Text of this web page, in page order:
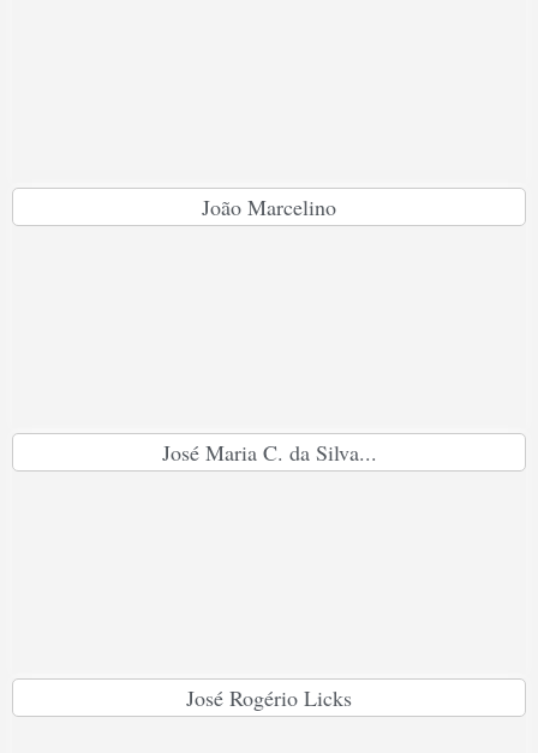
João Marcelino
José Maria C. da Silva...
José Rogério Licks